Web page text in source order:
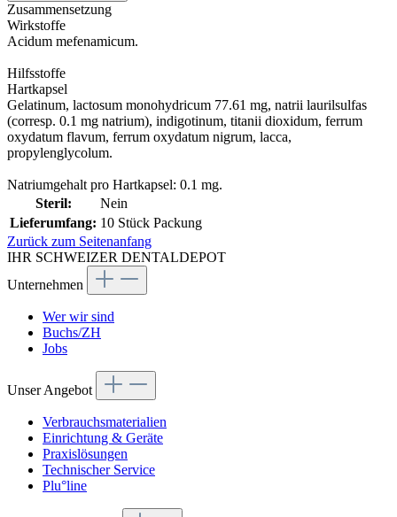
Zusammensetzung
Wirkstoffe
Acidum mefenamicum.
Hilfsstoffe
Hartkapsel
Gelatinum, lactosum monohydricum 77.61 mg, natrii laurilsulfas
(corresp. 0.1 mg natrium), indigotinum, titanii dioxidum, ferrum
oxydatum flavum, ferrum oxydatum nigrum, lacca,
propylenglycolum.
Natriumgehalt pro Hartkapsel: 0.1 mg.
Steril:
Nein
Lieferumfang: 10 Stück Packung
Zurück zum Seitenanfang
IHR SCHWEIZER DENTALDEPOT
Unternehmen
Wer wir sind
Buchs/ZH
Jobs
Unser Angebot
Verbrauchsmaterialien
Einrichtung & Geräte
Praxislösungen
Technischer Service
Plu°line